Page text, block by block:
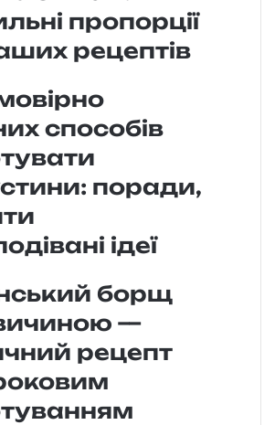
пропорції
рецептів
способів
поради,
ідеї
борщ
—
рецепт